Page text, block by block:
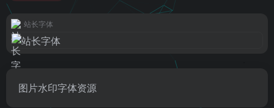
站长字体
图片水印字体资源